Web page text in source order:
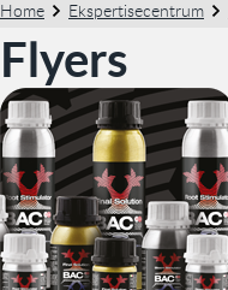
Home Ekspertisecentrum
Flyers